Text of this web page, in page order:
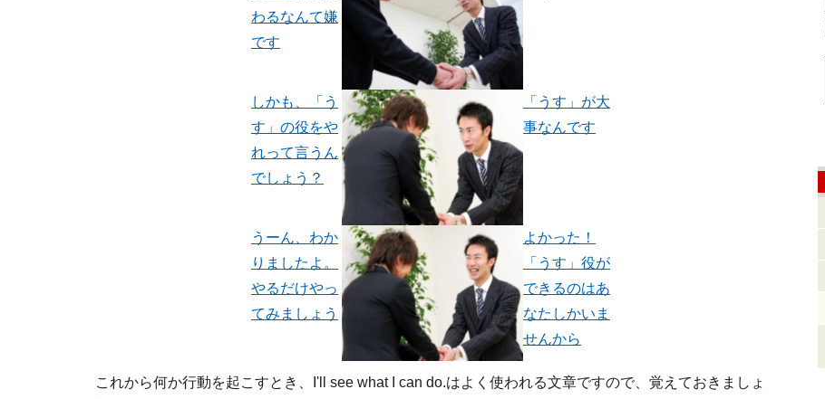
わるなんて嫌
です
しかも、「う
す」の役をや
れって言うん
でしょう？
「うす」が大
事なんです
うーん、わか
りましたよ。
やるだけやっ
てみましょう
よかった！
「うす」役が
できるのはあ
なたしかいま
せんから
これから何か行動を起こすとき、I'll see what I can do.はよく使われる文章ですので、覚えておきましょ